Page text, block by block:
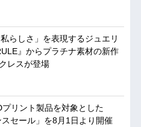
らしさ」を表現するジュエリ
』からプラチナ素材の新作
レスが登場
プリント製品を対象とした
スセール」を8月1日より開催